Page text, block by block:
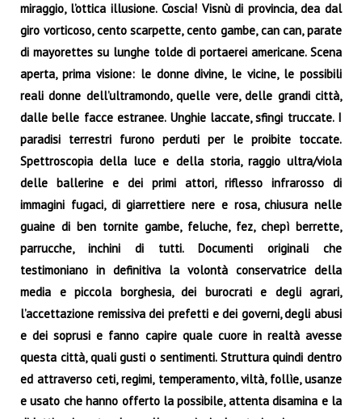
miraggio, l’ottica illusione. Coscia! Visnù di provincia, dea dal
giro vorticoso, cento scarpette, cento gambe, can can, parate
di mayorettes su lunghe tolde di portaerei americane. Scena
aperta, prima visione: le donne divine, le vicine, le possibili
reali donne dell’ultramondo, quelle vere, delle grandi città,
dalle belle facce estranee. Unghie laccate, sfingi truccate. I
paradisi terrestri furono perduti per le proibite toccate.
Spettroscopia della luce e della storia, raggio ultra/viola
delle ballerine e dei primi attori, riflesso infrarosso di
immagini fugaci, di giarrettiere nere e rosa, chiusura nelle
guaine di ben tornite gambe, feluche, fez, chepì berrette,
parrucche, inchini di tutti. Documenti originali che
testimoniano in definitiva la volontà conservatrice della
media e piccola borghesia, dei burocrati e degli agrari,
l’accettazione remissiva dei prefetti e dei governi, degli abusi
e dei soprusi e fanno capire quale cuore in realtà avesse
questa città, quali gusti o sentimenti. Struttura quindi dentro
ed attraverso ceti, regimi, temperamento, viltà, follìe, usanze
e usato che hanno offerto la possibile, attenta disamina e la